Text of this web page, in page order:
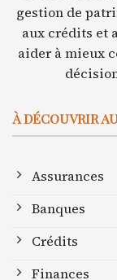
gestion de
aux crédits et
aider à mieux
À DÉCOUVRIR
Assurances
Banques
Crédits
Finances